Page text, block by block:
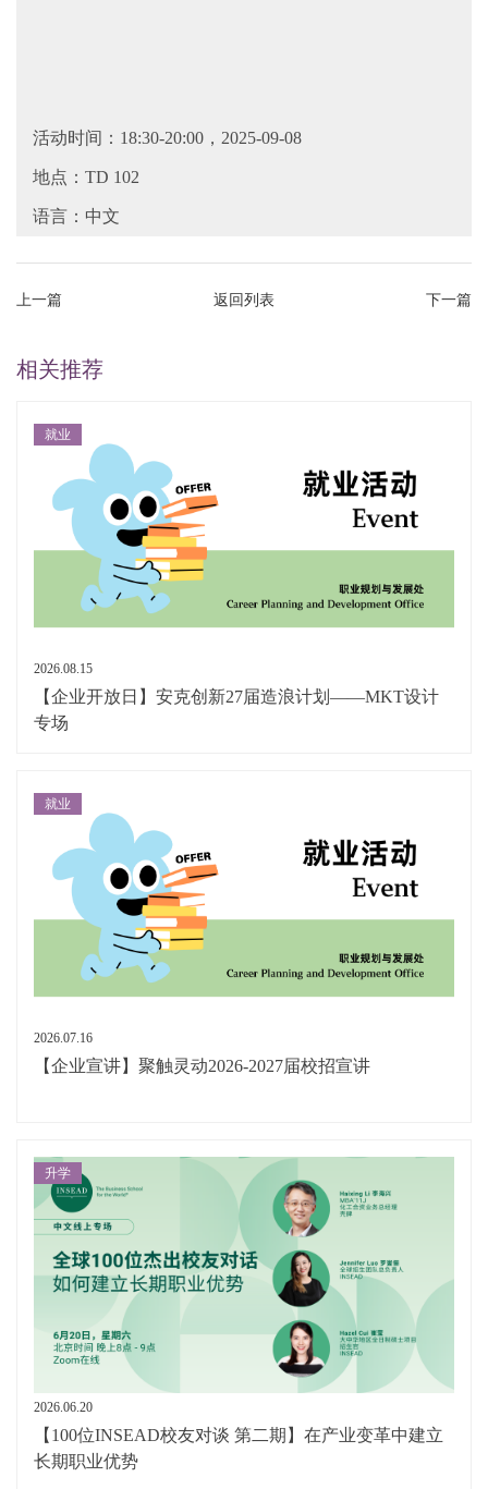
活动时间：18:30-20:00，2025-09-08
地点：TD 102
语言：中文
上一篇 返回列表 下一篇
相关推荐
就业
2026.08.15
【企业开放日】安克创新27届造浪计划——MKT设计
专场
就业
2026.07.16
【企业宣讲】聚触灵动2026-2027届校招宣讲
升学
2026.06.20
【100位INSEAD校友对谈 第二期】在产业变革中建立
长期职业优势